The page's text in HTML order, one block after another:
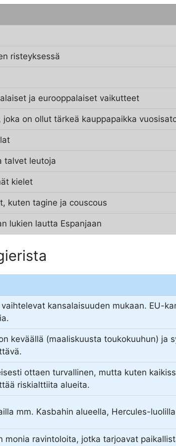
risteyksessä
ja eurooppalaiset vaikutteet
on ollut tärkeä kauppapaikka
talvet leutoja
kielet
kuten tagine ja couscous
lukien lautta Espanjaan
kansalaisuuden mukaan. EU-
keväällä (maaliskuusta toukokuuhun) ja
ottaen turvallinen, mutta kuten
riskialttiita alueita.
mm. Kasbahin alueella, Hercules-
monia ravintoloita, jotka tarjoavat